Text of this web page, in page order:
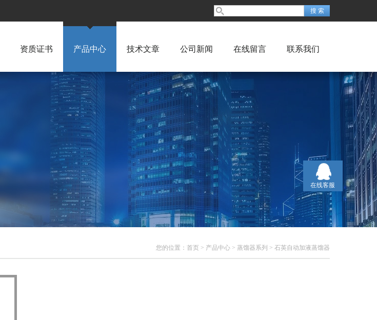
资质证书 产品中心 技术文章 公司新闻 在线留言 联系我们
您的位置： 首页 > 产品中心 > 蒸馏器系列 > 石英自动加液蒸馏器
在线客服